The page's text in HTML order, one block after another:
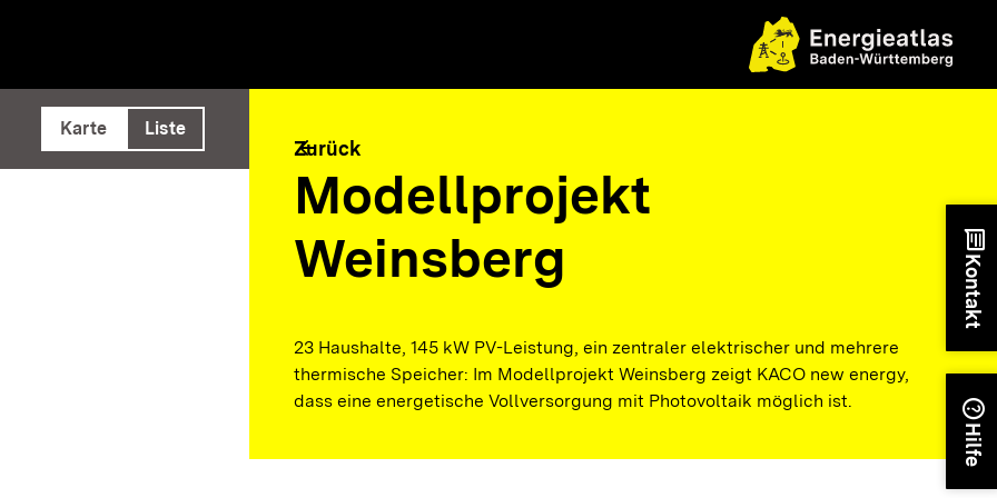
ausführen
Karte Liste
arrow_back
Zurück
Modellprojekt
Weinsberg
23 Haushalte, 145 kW PV-Leistung, ein zentraler elektrischer und mehrere
thermische Speicher: Im Modellprojekt Weinsberg zeigt KACO new energy,
dass eine energetische Vollversorgung mit Photovoltaik möglich ist.
chat
Kontakt
help
Hilfe